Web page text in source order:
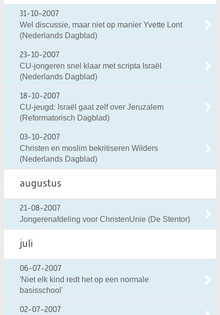
31-10-2007
Wel discussie, maar niet op manier Yvette Lont
(Nederlands Dagblad)
23-10-2007
CU-jongeren snel klaar met scripta Israël
(Nederlands Dagblad)
18-10-2007
CU-jeugd: Israël gaat zelf over Jeruzalem
(Reformatorisch Dagblad)
03-10-2007
Christen en moslim bekritiseren Wilders
(Nederlands Dagblad)
augustus
21-08-2007
Jongerenafdeling voor ChristenUnie (De Stentor)
juli
06-07-2007
'Niet elk kind redt het op een normale
basisschool'
02-07-2007